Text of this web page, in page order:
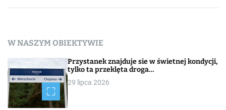
W NASZYM OBIEKTYWIE
Przystanek znajduje sie w świetnej kondycji,
tylko ta przeklęta droga…
29 lipca 2026